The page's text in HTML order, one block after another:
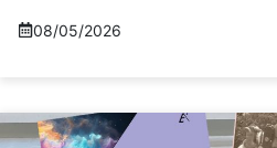
08/05/2026